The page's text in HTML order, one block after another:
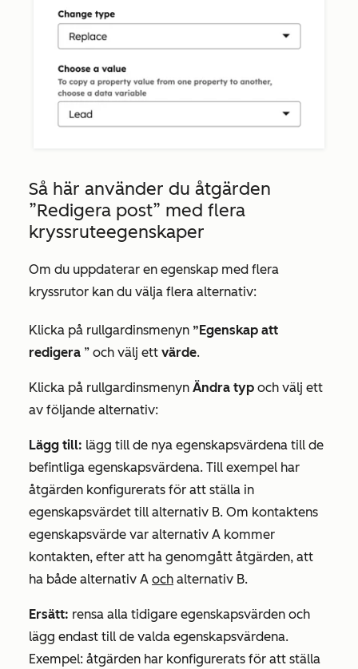
Så här använder du åtgärden
”Redigera post” med flera
kryssruteegenskaper
Om du uppdaterar en egenskap med flera
kryssrutor kan du välja flera alternativ:
Klicka på rullgardinsmenyn ”Egenskap att
redigera ” och välj ett värde.
Klicka på rullgardinsmenyn Ändra typ och välj ett
av följande alternativ:
Lägg till: lägg till de nya egenskapsvärdena till de
befintliga egenskapsvärdena. Till exempel har
åtgärden konfigurerats för att ställa in
egenskapsvärdet till alternativ B. Om kontaktens
egenskapsvärde var alternativ A kommer
kontakten, efter att ha genomgått åtgärden, att
ha både alternativ A och alternativ B.
Ersätt: rensa alla tidigare egenskapsvärden och
lägg endast till de valda egenskapsvärdena.
Exempel: åtgärden har konfigurerats för att ställa